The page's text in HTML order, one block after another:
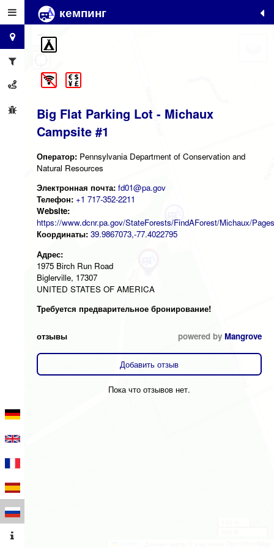
кемпинг
Big Flat Parking Lot - Michaux
Campsite #1
Оператор: Pennsylvania Department of Conservation and
Natural Resources
Электронная почта: fd01@pa.gov
Телефон: +1 717-352-2211
Website:
https://www.dcnr.pa.gov/StateForests/FindAForest/Michaux/
Координаты: 39.9867073,-77.4022795
Адрес:
1975 Birch Run Road
Biglerville, 17307
UNITED STATES OF AMERICA
Требуется предварительное бронирование!
отзывы powered by Mangrove
Добавить отзыв
Пока что отзывов нет.
+
−